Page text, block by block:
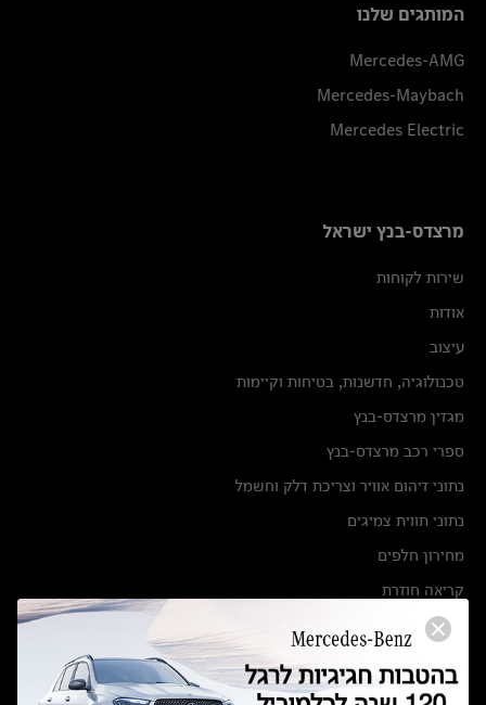
המותגים שלנו
Mercedes-AMG
Mercedes-Maybach
Mercedes Electric
מרצדס-בנץ ישראל
שירות לקוחות
אודות
עיצוב
טכנולוגיה, חדשנות, בטיחות וקיימות
מגזין מרצדס-בנץ
ספרי רכב מרצדס-בנץ
נתוני זיהום אוויר וצריכת דלק וחשמל
נתוני תווית צמיגים
מחירון חלפים
קריאה חוזרת
הודעה על הטבות לרכבי מרצדס בהסדר פשרה בתצ 56447-02-19
תקנון ימי מכירות 120 לכלמוביל